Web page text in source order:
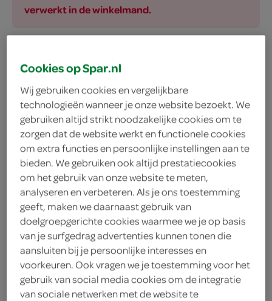
verwerkt in de winkelmand.
chips
vegetarisch biologisch
filter (2)
Fisherman's Friend original
suikervrij 3-pack
3 Stuks
3.99 kies je SPAR
Cookies op Spar.nl
Wij gebruiken cookies en vergelijkbare
technologieën wanneer je onze website bezoekt. We
gebruiken altijd strikt noodzakelijke cookies om te
zorgen dat de website werkt en functionele cookies
om extra functies en persoonlijke instellingen aan te
bieden. We gebruiken ook altijd prestatiecookies
om het gebruik van onze website te meten,
analyseren en verbeteren. Als je ons toestemming
geeft, maken we daarnaast gebruik van
doelgroepgerichte cookies waarmee we je op basis
van je surfgedrag advertenties kunnen tonen die
aansluiten bij je persoonlijke interesses en
voorkeuren. Ook vragen we je toestemming voor het
gebruik van social media cookies om de integratie
van sociale netwerken met de website te